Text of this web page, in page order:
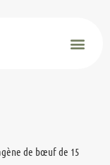
de bœuf de 15